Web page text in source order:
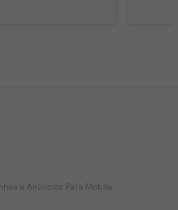
e Anúncios Para Mobile